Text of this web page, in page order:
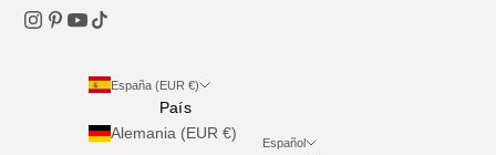
España (EUR €)
País
Alemania (EUR €)
Español